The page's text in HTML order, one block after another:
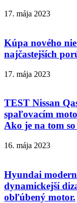
17. mája 2023
Kúpa nového
najčastejších
17. mája 2023
TEST Nissan
spaľovacím
Ako je na tom
16. mája 2023
Hyundai
dynamickejší
obľúbený motor.